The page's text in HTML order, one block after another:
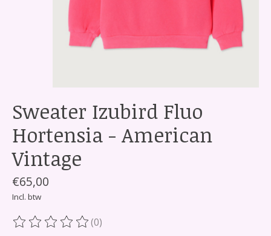
Sweater Izubird Fluo
Hortensia - American
Vintage
€65,00
Incl. btw
De beoordeling van dit product is
(0)